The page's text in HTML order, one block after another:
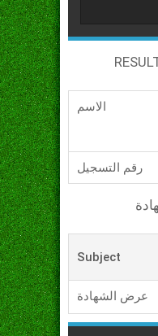
الاسم
رقم التسجيل
Subject
عرض الشهادة